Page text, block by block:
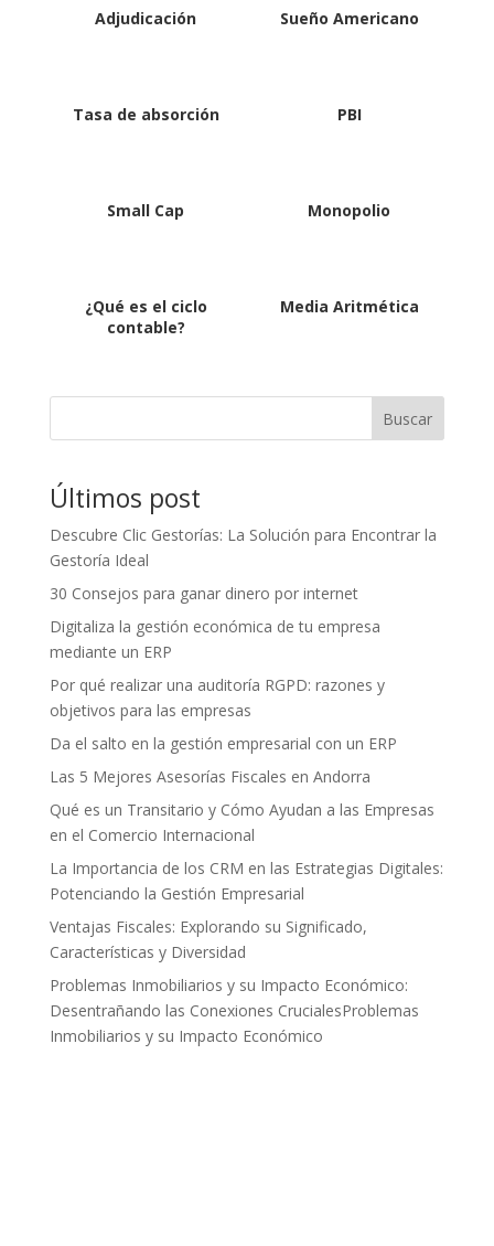
Adjudicación Sueño Americano
Tasa de absorción PBI
Small Cap Monopolio
¿Qué es el ciclo
contable?
Media Aritmética
Buscar
Últimos post
Descubre Clic Gestorías: La Solución para Encontrar la
Gestoría Ideal
30 Consejos para ganar dinero por internet
Digitaliza la gestión económica de tu empresa
mediante un ERP
Por qué realizar una auditoría RGPD: razones y
objetivos para las empresas
Da el salto en la gestión empresarial con un ERP
Las 5 Mejores Asesorías Fiscales en Andorra
Qué es un Transitario y Cómo Ayudan a las Empresas
en el Comercio Internacional
La Importancia de los CRM en las Estrategias Digitales:
Potenciando la Gestión Empresarial
Ventajas Fiscales: Explorando su Significado,
Características y Diversidad
Problemas Inmobiliarios y su Impacto Económico:
Desentrañando las Conexiones CrucialesProblemas
Inmobiliarios y su Impacto Económico